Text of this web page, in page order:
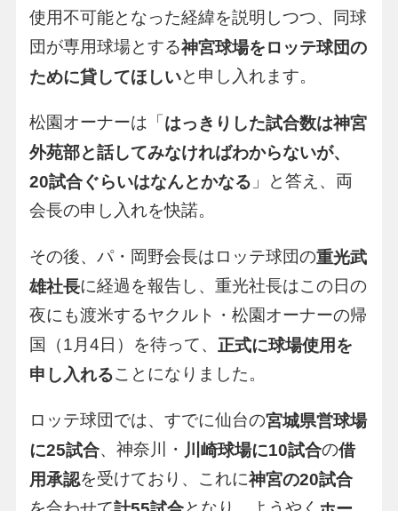
使用不可能となった経緯を説明しつつ、同球
団が専用球場とする神宮球場をロッテ球団の
ために貸してほしいと申し入れます。
松園オーナーは「 はっきりした試合数は神宮
外苑部と話してみなければわからないが、
20試合ぐらいはなんとかなる 」と答え、両
会長の申し入れを快諾。
その後、パ・岡野会長はロッテ球団の重光武
雄社長に経過を報告し、重光社長はこの日の
夜にも渡米するヤクルト・松園オーナーの帰
国（1月4日）を待って、 正式に球場使用を
申し入れることになりました。
ロッテ球団では、すでに仙台の宮城県営球場
に25試合、神奈川・ 川崎球場に10試合の借
用承認を受けており、これに神宮の20試合